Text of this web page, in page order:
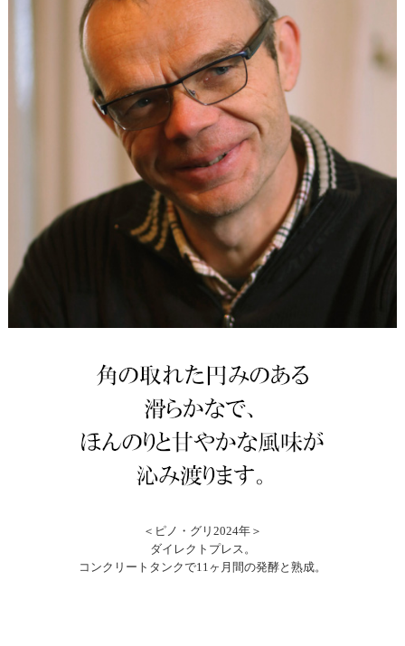
＜ピノ・グリ2024年＞
ダイレクトプレス。
コンクリートタンクで11ヶ月間の発酵と熟成。